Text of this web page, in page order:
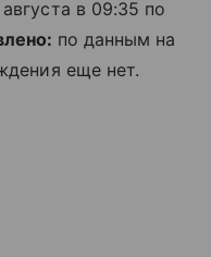
в 09:35 по
по данным на
еще нет.